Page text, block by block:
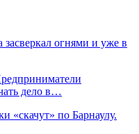
огнями и уже в
дело в…
«скачут» по Барнаулу.